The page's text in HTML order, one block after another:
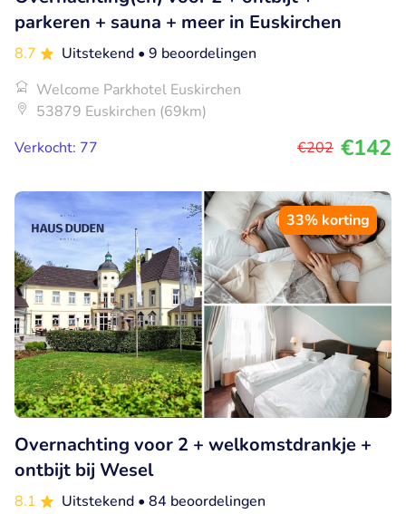
parkeren + sauna + meer in Euskirchen
8.7 Uitstekend • 9 beoordelingen
Welcome Parkhotel Euskirchen
53879 Euskirchen (69km)
Verkocht: 77
€202 €142
33% korting
Overnachting voor 2 + welkomstdrankje +
ontbijt bij Wesel
8.1 Uitstekend • 84 beoordelingen